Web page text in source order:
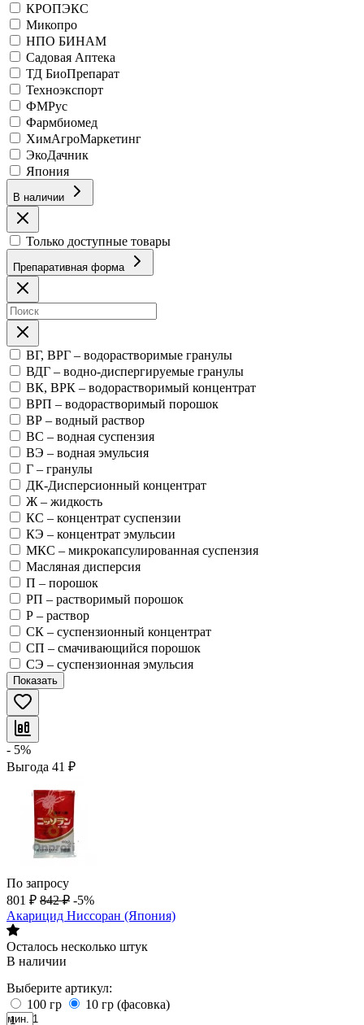
КРОПЭКС
Микопро
НПО БИНАМ
Садовая Аптека
ТД БиоПрепарат
Техноэкспорт
ФМРус
Фармбиомед
ХимАгроМаркетинг
ЭкоДачник
Япония
В наличии
Только доступные товары
Препаративная форма
ВГ, ВРГ – водорастворимые гранулы
ВДГ – водно-диспергируемые гранулы
ВК, ВРК – водорастворимый концентрат
ВРП – водорастворимый порошок
ВР – водный раствор
ВС – водная суспензия
ВЭ – водная эмульсия
Г – гранулы
ДК-Дисперсионный концентрат
Ж – жидкость
КС – концентрат суспензии
КЭ – концентрат эмульсии
МКС – микрокапсулированная суспензия
Масляная дисперсия
П – порошок
РП – растворимый порошок
Р – раствор
СК – суспензионный концентрат
СП – смачивающийся порошок
СЭ – суспензионная эмульсия
Показать
- 5%
Выгода 41 ₽
По запросу
801 ₽ 842 ₽ -5%
Акарицид Ниссоран (Япония)
Осталось несколько штук
В наличии
Выберите артикул:
100 гр
10 гр (фасовка)
мин. 1